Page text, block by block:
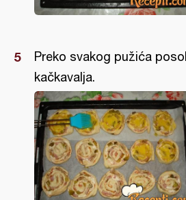
Preko svakog pužića
kačkavalja.